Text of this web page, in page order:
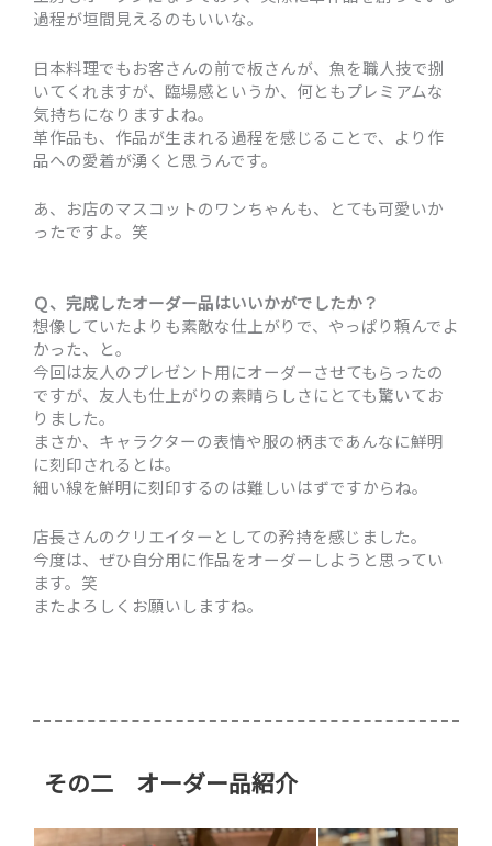
過程が垣間見えるのもいいな。
日本料理でもお客さんの前で板さんが、魚を職人技で捌
いてくれますが、臨場感というか、何ともプレミアムな
気持ちになりますよね。
革作品も、作品が生まれる過程を感じることで、より作
品への愛着が湧くと思うんです。
あ、お店のマスコットのワンちゃんも、とても可愛いか
ったですよ。笑
Ｑ、完成したオーダー品はいいかがでしたか？
想像していたよりも素敵な仕上がりで、やっぱり頼んでよ
かった、と。
今回は友人のプレゼント用にオーダーさせてもらったの
ですが、友人も仕上がりの素晴らしさにとても驚いてお
りました。
まさか、キャラクターの表情や服の柄まであんなに鮮明
に刻印されるとは。
細い線を鮮明に刻印するのは難しいはずですからね。
店長さんのクリエイターとしての矜持を感じました。
今度は、ぜひ自分用に作品をオーダーしようと思ってい
ます。笑
またよろしくお願いしますね。
その二 オーダー品紹介